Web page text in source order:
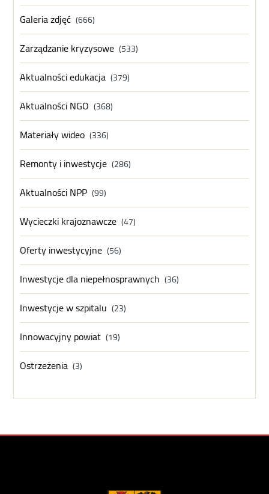
Galeria zdjęć (666)
Zarządzanie kryzysowe (533)
Aktualności edukacja (379)
Aktualności NGO (368)
Materiały wideo (336)
Remonty i inwestycje (286)
Aktualności NPP (99)
Wycieczki krajoznawcze (47)
Oferty inwestycyjne (56)
Inwestycje dla niepełnosprawnych (36)
Inwestycje w szpitalu (23)
Innowacyjny powiat (19)
Ostrzeżenia (3)